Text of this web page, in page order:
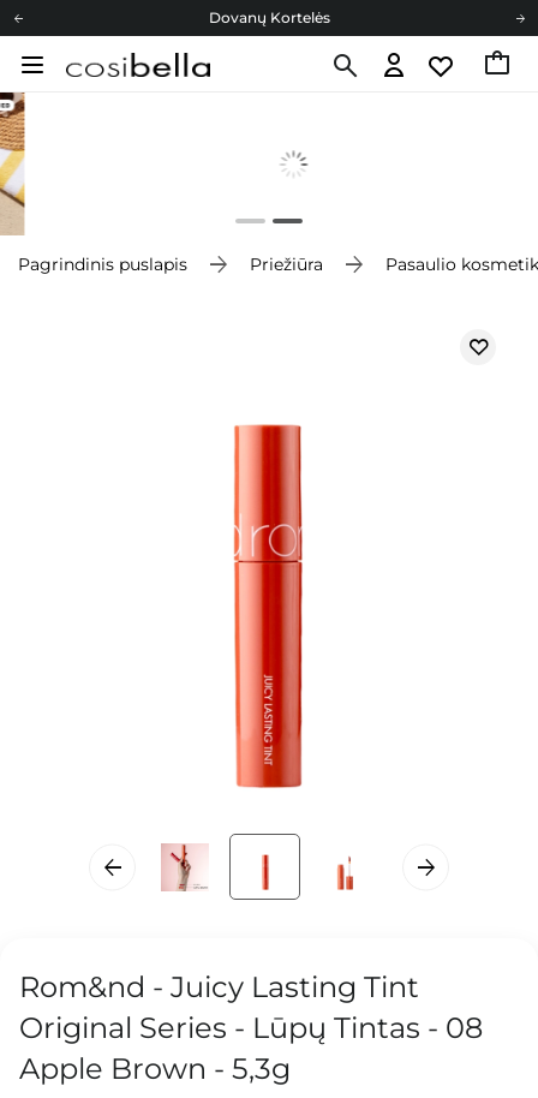
Dovanų Kortelės
Cosibella lojalumo programa
Pagrindinis puslapis Priežiūra Pasaulio
Rom&nd - Juicy Lasting Tint
Original Series - Lūpų Tintas - 08
Apple Brown - 5,3g